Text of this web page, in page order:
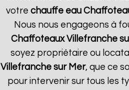
votre chauffe eau
Nous nous engageons à
Chaffoteaux Villefranche
soyez propriétaire ou
Villefranche sur Mer, que ce
pour intervenir sur tous les